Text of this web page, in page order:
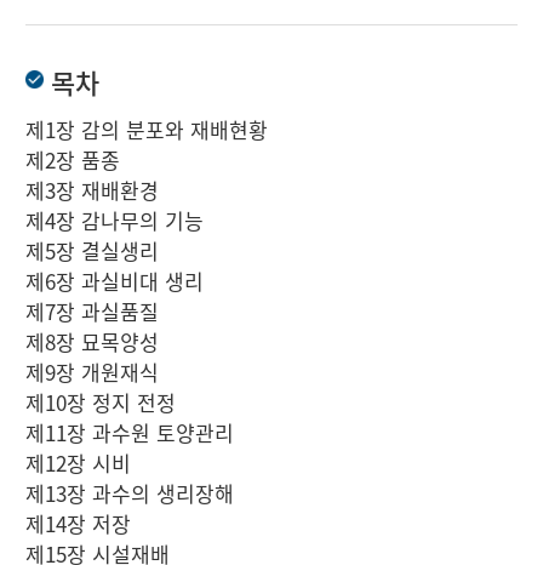
목차
제1장 감의 분포와 재배현황
제2장 품종
제3장 재배환경
제4장 감나무의 기능
제5장 결실생리
제6장 과실비대 생리
제7장 과실품질
제8장 묘목양성
제9장 개원재식
제10장 정지 전정
제11장 과수원 토양관리
제12장 시비
제13장 과수의 생리장해
제14장 저장
제15장 시설재배